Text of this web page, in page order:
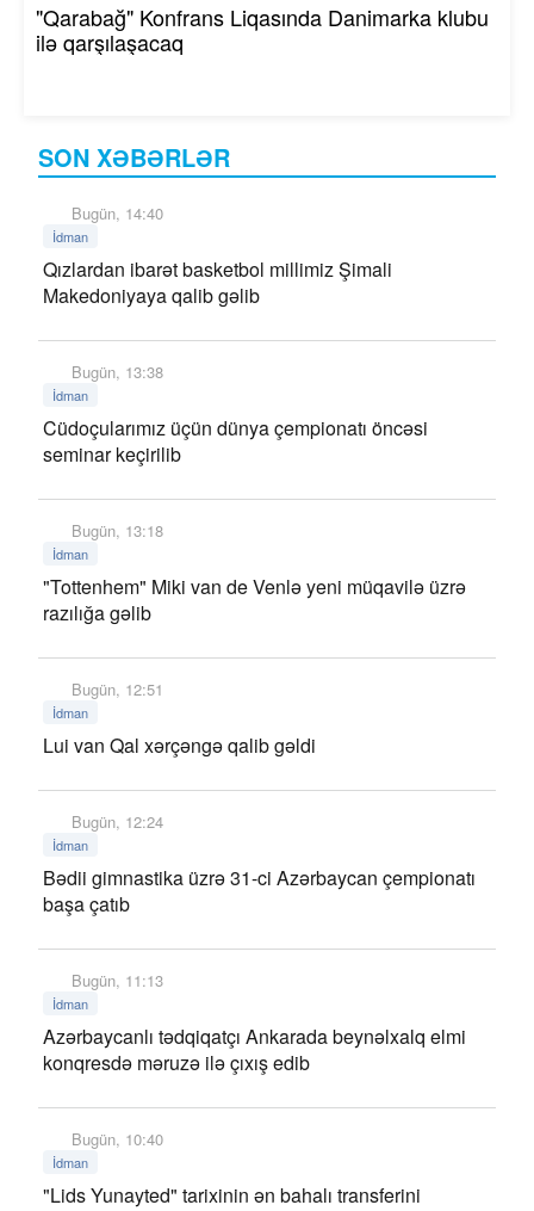
SON XƏBƏRLƏR
Bugün, 14:40
İdman
Qızlardan ibarət basketbol millimiz Şimali
Makedoniyaya qalib gəlib
Bugün, 13:38
İdman
Cüdoçularımız üçün dünya çempionatı öncəsi
seminar keçirilib
Bugün, 13:18
İdman
"Tottenhem" Miki van de Venlə yeni müqavilə üzrə
razılığa gəlib
Bugün, 12:51
İdman
Lui van Qal xərçəngə qalib gəldi
Bugün, 12:24
İdman
Bədii gimnastika üzrə 31-ci Azərbaycan çempionatı
başa çatıb
Bugün, 11:13
İdman
Azərbaycanlı tədqiqatçı Ankarada beynəlxalq elmi
konqresdə məruzə ilə çıxış edib
Bugün, 10:40
İdman
"Lids Yunayted" tarixinin ən bahalı transferini
"Qarabağ" Konfrans Liqasında Danimarka klubu
ilə qarşılaşacaq